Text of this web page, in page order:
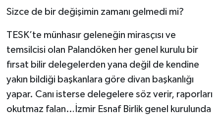
Sizce de bir değişimin zamanı gelmedi mi?
TESK’te münhasır geleneğin mirasçısı ve
temsilcisi olan Palandöken her genel kurulu bir
fırsat bilir delegelerden yana değil de kendine
yakın bildiği başkanlara göre divan başkanlığı
yapar. Canı isterse delegelere söz verir, raporları
okutmaz falan…İzmir Esnaf Birlik genel kurulunda